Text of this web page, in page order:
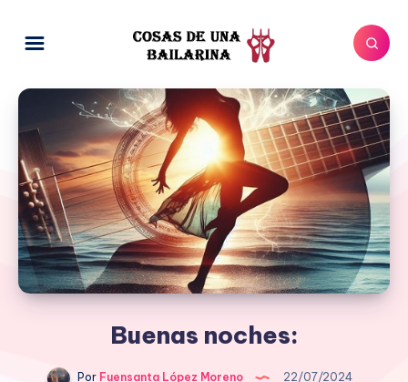
Buenas noches:
PorFuensanta López Moreno
22/07/2024